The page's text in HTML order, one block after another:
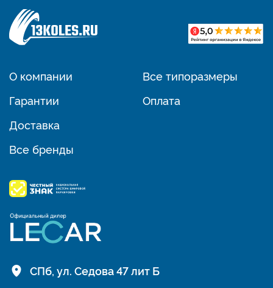
О компании
Гарантии
Доставка
Все бренды
Все типоразмеры
Оплата
СПб, ул. Седова 47 лит Б